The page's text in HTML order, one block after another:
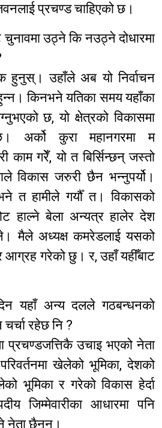
प्रचण्ड चाहिएको छ।
उठ्ने कि नउठ्ने दोधारमा
उहाँले अब यो निर्वाचन
किनभने यतिका समय यहाँका
छ, यो क्षेत्रको विकासमा
अर्को कुरा महानगरमा म
गरेँ, यो त बिर्सिन्छन् जस्तो
विकास जरुरी छैन भन्नुपर्यो।
त हामीले गर्यौँ त। विकासको
हाल्ने बेला अन्यत्र हालेर देश
मैले अध्यक्ष कमरेडलाई यसको
आग्रह गरेको छु। र, उहाँ यहीँबाट
यहाँ अन्य दलले गठबन्धनको
चर्चा रहेछ नि ?
प्रचण्डजत्तिकै उचाइ भएको नेता
खेलेको भूमिका, देशको
भूमिका र गरेको विकास हेर्दा
जिम्मेवारीका आधारमा पनि
नेता छैनन्।